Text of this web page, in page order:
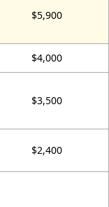
$5,900
$4,000
$3,500
$2,400